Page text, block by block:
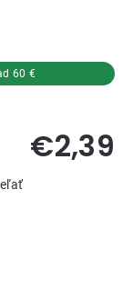
60 €
€2,39